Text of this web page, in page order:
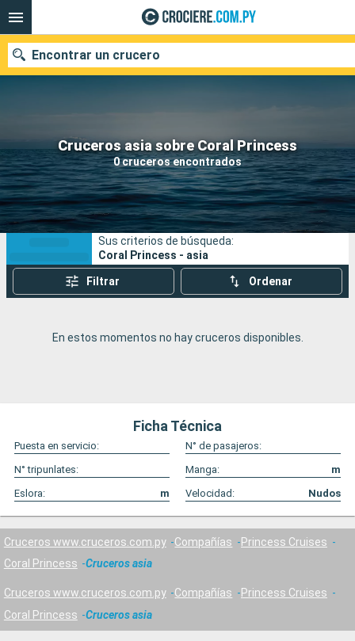
Cruceros asia sobre Coral Princess
0 cruceros encontrados
Encontrar un crucero
Nuestros destinos
Fecha de salida
Puertos Compañías
Buscar
Sus criterios de búsqueda:
Coral Princess - asia
Filtrar Ordenar
En estos momentos no hay cruceros disponibles.
Ficha Técnica
Puesta en servicio:
N° de pasajeros:
N° tripunlates:
Manga:
m
Eslora:
m Velocidad: Nudos
Cruceros www.cruceros.com.py Compañías
Princess Cruises
Coral Princess
Cruceros asia
Cruceros www.cruceros.com.py Compañías
Princess Cruises
Coral Princess
Cruceros asia